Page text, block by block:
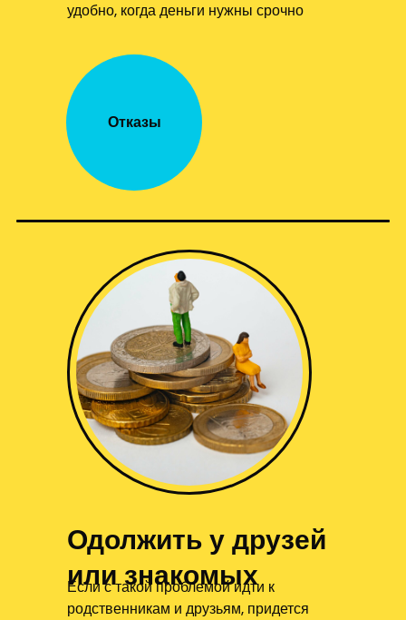
Отказы
удобно, когда деньги нужны срочно
Если с такой проблемой идти к
родственникам и друзьям, придется
Одолжить у друзей
или знакомых